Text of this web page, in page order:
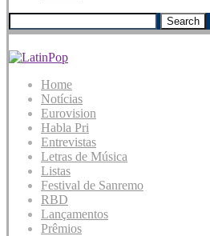
Search
Home
Notícias
Eurovision
Habla Pri
Entrevistas
Letras de Música
Listas
Festival de Sanremo
RBD
Lançamentos
Prêmios